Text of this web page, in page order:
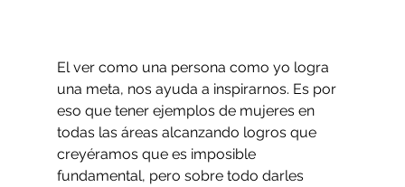
El ver como una persona como yo logra
una meta, nos ayuda a inspirarnos. Es por
eso que tener ejemplos de mujeres en
todas las áreas alcanzando logros que
creyéramos que es imposible
fundamental, pero sobre todo darles